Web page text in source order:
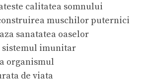
calitatea somnului
muschilor puternici
sanatatea oaselor
sistemul imunitar
organismul
de viata